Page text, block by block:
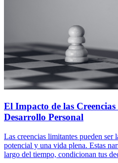
El Impacto de las
Desarrollo Personal
Las creencias limitantes pueden ser
potencial y una vida plena. Estas
largo del tiempo, condicionan tus